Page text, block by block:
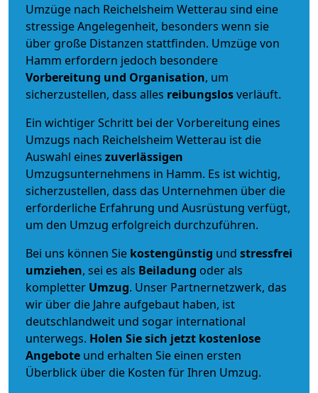
Umzüge nach Reichelsheim Wetterau sind eine
stressige Angelegenheit, besonders wenn sie
über große Distanzen stattfinden. Umzüge von
Hamm erfordern jedoch besondere
Vorbereitung und Organisation, um
sicherzustellen, dass alles reibungslosverläuft.
Ein wichtiger Schritt bei der Vorbereitung eines
Umzugs nach Reichelsheim Wetterau ist die
Auswahl eines zuverlässigen
Umzugsunternehmens in Hamm. Es ist wichtig,
sicherzustellen, dass das Unternehmen über die
erforderliche Erfahrung und Ausrüstung verfügt,
um den Umzug erfolgreich durchzuführen.
Bei uns können Sie kostengünstig und stressfrei
umziehen, sei es als Beiladung oder als
kompletter Umzug. Unser Partnernetzwerk, das
wir über die Jahre aufgebaut haben, ist
deutschlandweit und sogar international
unterwegs. Holen Sie sich jetzt kostenlose
Angebote und erhalten Sie einen ersten
Überblick über die Kosten für Ihren Umzug.